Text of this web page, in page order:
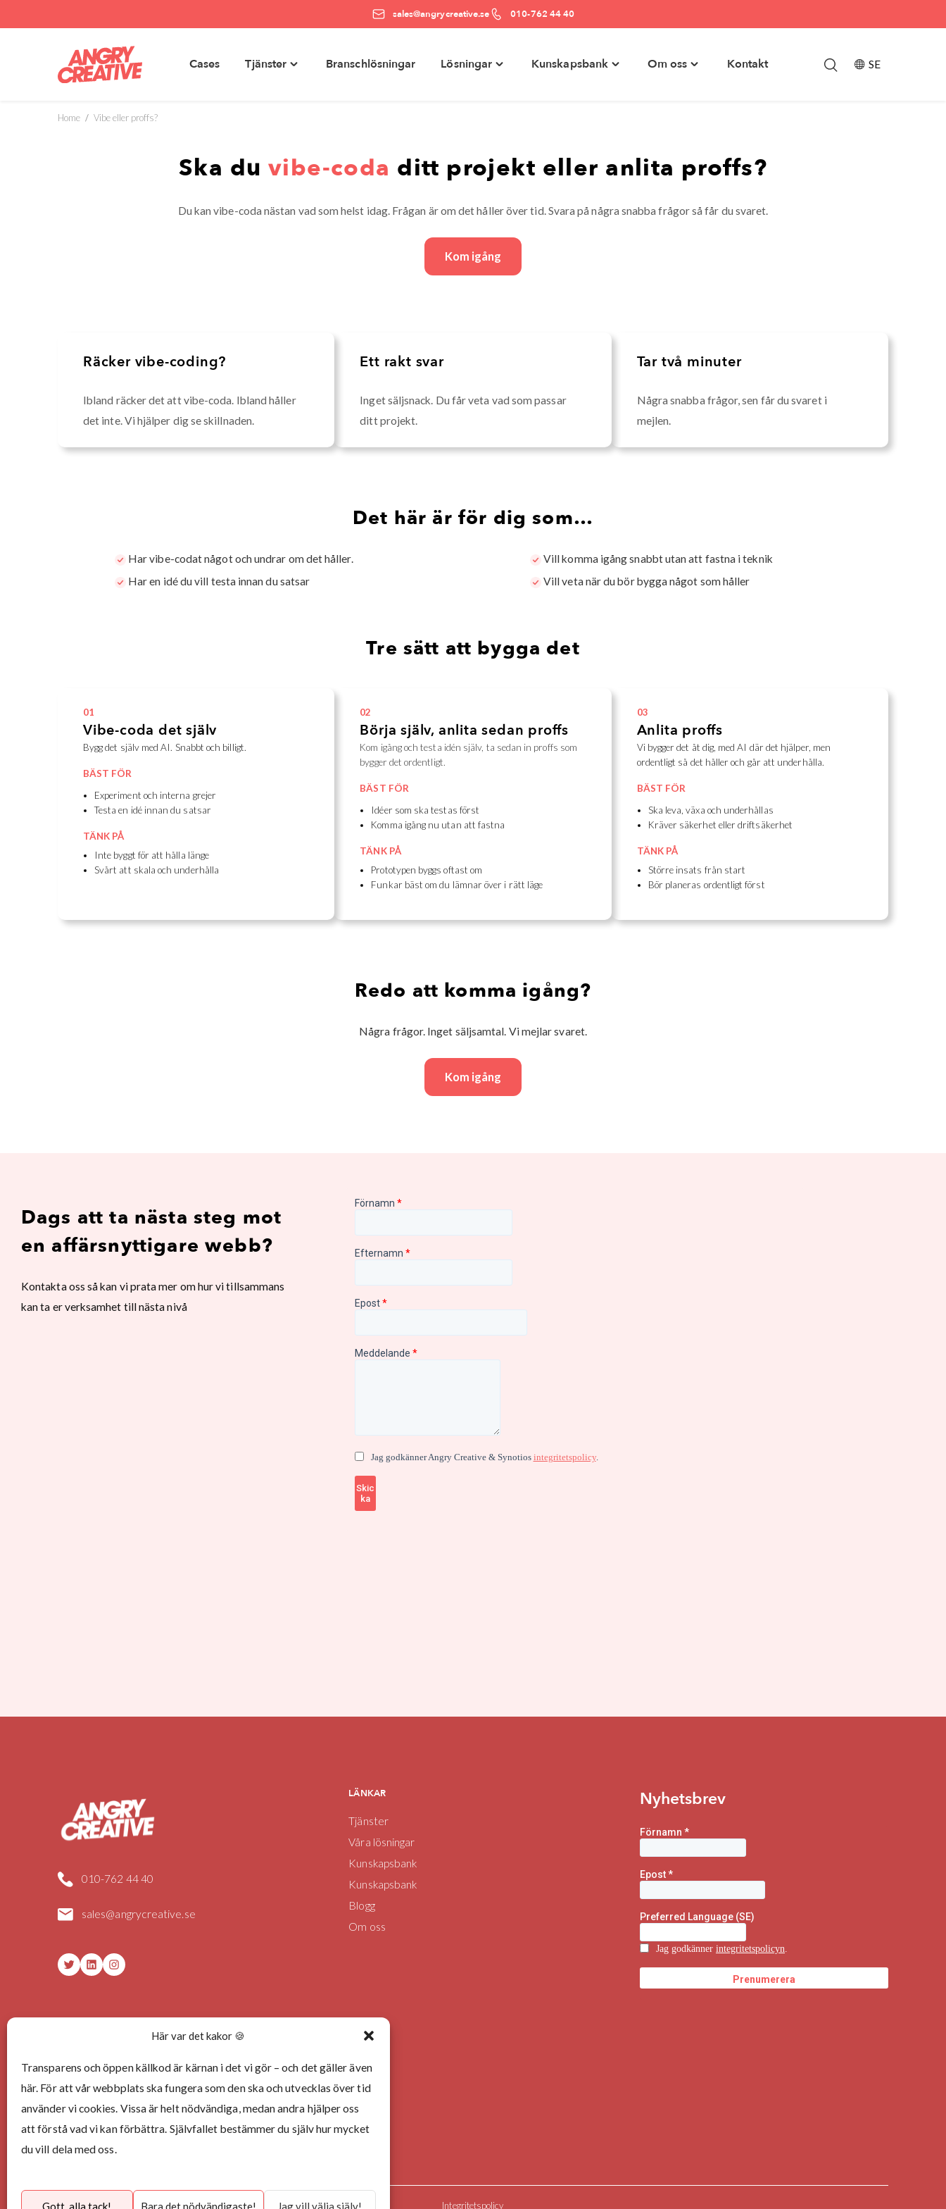
Här var det kakor 🍪
Transparens och öppen källkod är kärnan i det vi gör – och det gäller även
här. För att vår webbplats ska fungera som den ska och utvecklas över tid
använder vi cookies. Vissa är helt nödvändiga, medan andra hjälper oss
att förstå vad vi kan förbättra. Självfallet bestämmer du själv hur mycket
du vill dela med oss.
Gott, alla tack! Bara det nödvändigaste! Jag vill välja själv!
sales@angrycreative.se 010-762 44 40
Hoppa
till
Cases Tjänster Toggle
Branschlösningar Lösningar Toggle
KunskapsbankToggle
Om ossToggle
Kontakt SE
Home / Vibe eller proffs?
Ska du vibe-coda ditt projekt eller anlita proffs?
Du kan vibe-coda nästan vad som helst idag. Frågan är om det håller över tid. Svara på några snabba frågor så får du svaret.
Kom igång
Räcker vibe-coding?
Ibland räcker det att vibe-coda. Ibland håller
det inte. Vi hjälper dig se skillnaden.
Ett rakt svar
Inget säljsnack. Du får veta vad som passar
ditt projekt.
Tar två minuter
Några snabba frågor, sen får du svaret i
mejlen.
Det här är för dig som…
Har vibe-codat något och undrar om det håller.
Har en idé du vill testa innan du satsar
Vill komma igång snabbt utan att fastna i teknik
Vill veta när du bör bygga något som håller
Tre sätt att bygga det
01
Vibe-coda det själv
Bygg det själv med AI. Snabbt och billigt.
BÄST FÖR
Experiment och interna grejer
Testa en idé innan du satsar
TÄNK PÅ
Inte byggt för att hålla länge
Svårt att skala och underhålla
02
Börja själv, anlita sedan proffs
Kom igång och testa idén själv, ta sedan in proffs som
bygger det ordentligt.
BÄST FÖR
Idéer som ska testas först
Komma igång nu utan att fastna
TÄNK PÅ
Prototypen byggs oftast om
Funkar bäst om du lämnar över i rätt läge
03
Anlita proffs
Vi bygger det åt dig, med AI där det hjälper, men
ordentligt så det håller och går att underhålla.
BÄST FÖR
Ska leva, växa och underhållas
Kräver säkerhet eller driftsäkerhet
TÄNK PÅ
Större insats från start
Bör planeras ordentligt först
Redo att komma igång?
Några frågor. Inget säljsamtal. Vi mejlar svaret.
Kom igång
Dags att ta nästa steg mot
en affärsnyttigare webb?
Kontakta oss så kan vi prata mer om hur vi tillsammans
kan ta er verksamhet till nästa nivå
010-762 44 40
sales@angrycreative.se
TwitterLinkedInInstagram
LÄNKAR
Tjänster
Våra lösningar
Kunskapsbank
Kunskapsbank
Blogg
Om oss
Nyhetsbrev
Integritetspolicy